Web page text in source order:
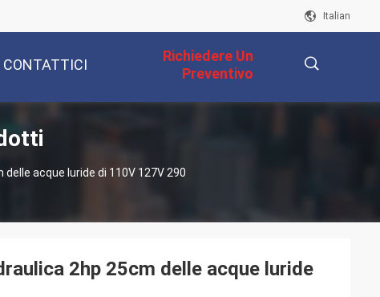
Italian
CONTATTICI
Richiedere Un
Preventivo
acque luride di 110V 127V 290
2hp 25cm delle acque luride